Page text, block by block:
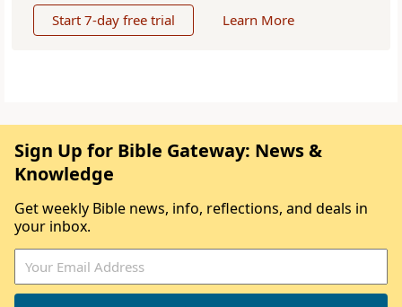
Start 7-day free trial Learn More
Sign Up for Bible Gateway: News &
Knowledge
Get weekly Bible news, info, reflections, and deals in
your inbox.